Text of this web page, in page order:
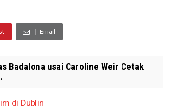
Email
Badalona usai Caroline Weir Cetak
di Dublin